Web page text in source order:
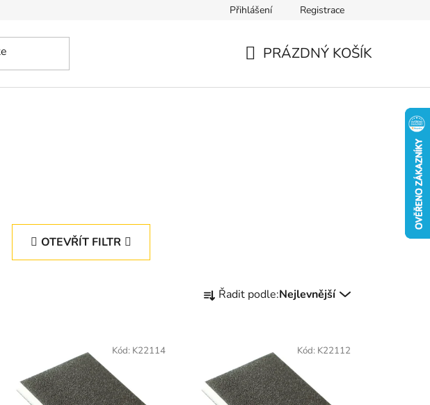
Přihlášení Registrace
PRÁZDNÝ KOŠÍK
OTEVŘÍT FILTR
a
p
Řadit podle:Nejlevnější
Kód: K22114 Kód: K22112